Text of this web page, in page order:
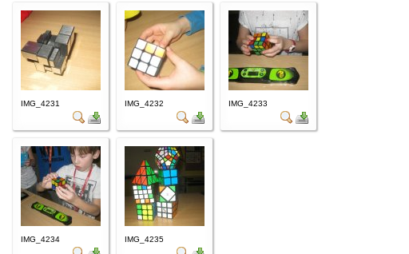
IMG_4231 IMG_4232 IMG_4233
IMG_4234 IMG_4235